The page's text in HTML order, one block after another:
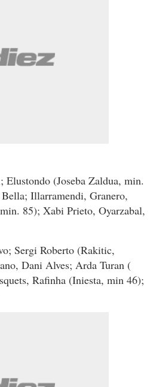
Elustondo (Joseba Zaldua, min.
Illarramendi, Granero,
85); Xabi Prieto, Oyarzabal,
Sergi Roberto (Rakitic,
Dani Alves; Arda Turan (
Rafinha (Iniesta, min 46);